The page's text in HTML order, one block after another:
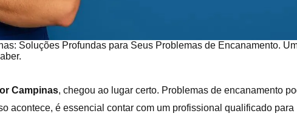
Soluções Profundas para Seus Problemas de Encanamento.
Campinas, chegou ao lugar certo. Problemas de encanamento
acontece, é essencial contar com um profissional qualificado para